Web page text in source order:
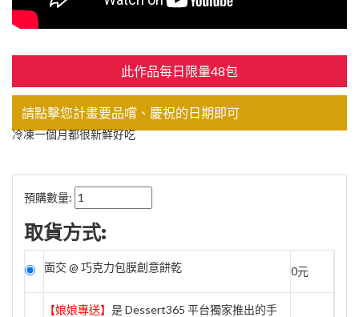
此作品每日限量48包
請點擊您計畫要品嚐、慶祝的日期即可
冷凍一個月都很新鮮好吃
預購數量:
取貨方式:
面交 @ 巧克力包膜創意餅乾 0元
【娘娘專送】 是 Dessert365 平台獨家推出的手